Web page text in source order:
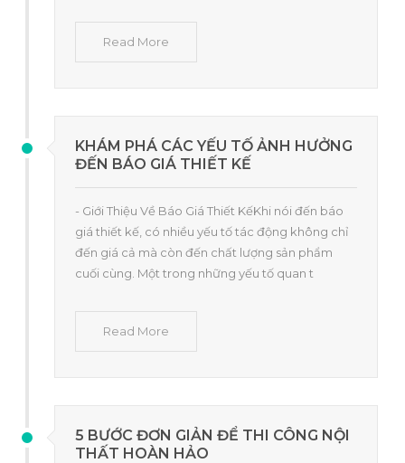
Read More
KHÁM PHÁ CÁC YẾU TỐ ẢNH HƯỞNG
ĐẾN BÁO GIÁ THIẾT KẾ
- Giới Thiệu Về Báo Giá Thiết KếKhi nói đến báo
giá thiết kế, có nhiều yếu tố tác động không chỉ
đến giá cả mà còn đến chất lượng sản phẩm
cuối cùng. Một trong những yếu tố quan t
Read More
5 BƯỚC ĐƠN GIẢN ĐỂ THI CÔNG NỘI
THẤT HOÀN HẢO